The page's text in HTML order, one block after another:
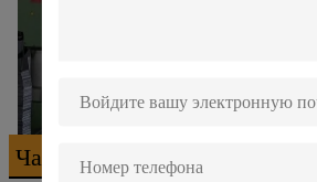
Частые вопросы